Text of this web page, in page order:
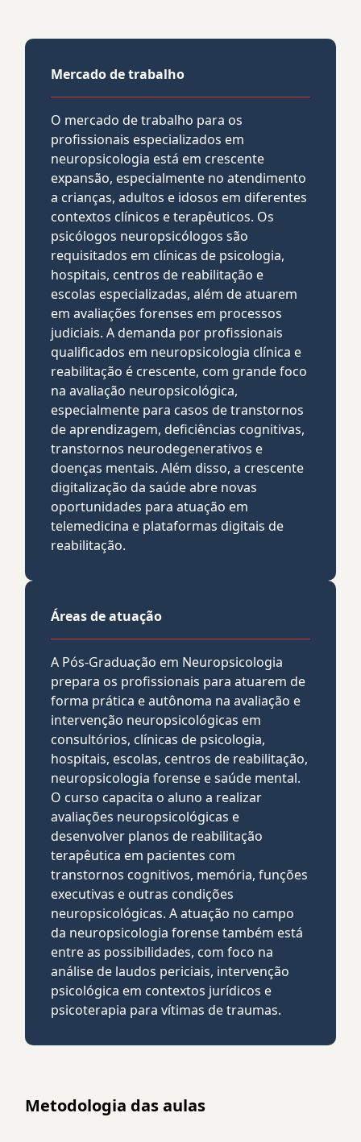
Mercado de trabalho
O mercado de trabalho para os
profissionais especializados em
neuropsicologia está em crescente
expansão, especialmente no atendimento
a crianças, adultos e idosos em diferentes
contextos clínicos e terapêuticos. Os
psicólogos neuropsicólogos são
requisitados em clínicas de psicologia,
hospitais, centros de reabilitação e
escolas especializadas, além de atuarem
em avaliações forenses em processos
judiciais. A demanda por profissionais
qualificados em neuropsicologia clínica e
reabilitação é crescente, com grande foco
na avaliação neuropsicológica,
especialmente para casos de transtornos
de aprendizagem, deficiências cognitivas,
transtornos neurodegenerativos e
doenças mentais. Além disso, a crescente
digitalização da saúde abre novas
oportunidades para atuação em
telemedicina e plataformas digitais de
reabilitação.
Áreas de atuação
A Pós-Graduação em Neuropsicologia
prepara os profissionais para atuarem de
forma prática e autônoma na avaliação e
intervenção neuropsicológicas em
consultórios, clínicas de psicologia,
hospitais, escolas, centros de reabilitação,
neuropsicologia forense e saúde mental.
O curso capacita o aluno a realizar
avaliações neuropsicológicas e
desenvolver planos de reabilitação
terapêutica em pacientes com
transtornos cognitivos, memória, funções
executivas e outras condições
neuropsicológicas. A atuação no campo
da neuropsicologia forense também está
entre as possibilidades, com foco na
análise de laudos periciais, intervenção
psicológica em contextos jurídicos e
psicoterapia para vítimas de traumas.
Metodologia das aulas